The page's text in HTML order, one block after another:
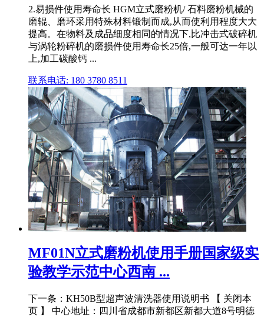
2.易损件使用寿命长 HGM立式磨粉机/ 石料磨粉机械的
磨辊、磨环采用特殊材料锻制而成,从而使利用程度大大
提高。在物料及成品细度相同的情况下,比冲击式破碎机
与涡轮粉碎机的磨损件使用寿命长25倍,一般可达一年以
上,加工碳酸钙 ...
联系电话: 180 3780 8511
MF01N立式磨粉机使用手册国家级实
验教学示范中心西南 ...
下一条：KH50B型超声波清洗器使用说明书 【 关闭本
页 】 中心地址：四川省成都市新都区新都大道8号明德